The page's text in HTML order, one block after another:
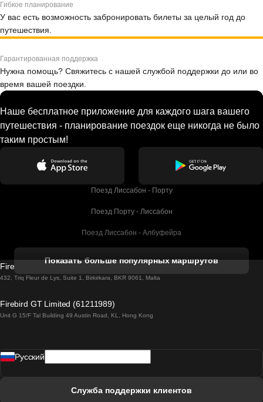
Гибкое планирование
У вас есть возможность забронировать билеты за целый год до
путешествия.
Гарантированная поддержка
Нужна помощь? Свяжитесь с нашей службой поддержки до или во
время вашей поездки.
Наше бесплатное приложение для каждого шага вашего
путешествия - планирование поездок еще никогда не было
таким простым!
Поезд Лиссабон - Порту
Поезд Порту - Лиссабон
Поезд Лиссабон - Албуфейра
Поезд Лиссабон - Лагос
Поезд Лиссабон - Мадрид
Показать больше популярных маршрутов
Firebird GT Limited (OC 1451)
432, Triq Fleur de Lys, Suite 1, Birkirkara, BKR 9061, Malta
Firebird GT Limited (61211989)
Unit G 15/F Tal Building 49 Austin Road, KL, Hong Kong
Pусский
Служба поддержки клиентов